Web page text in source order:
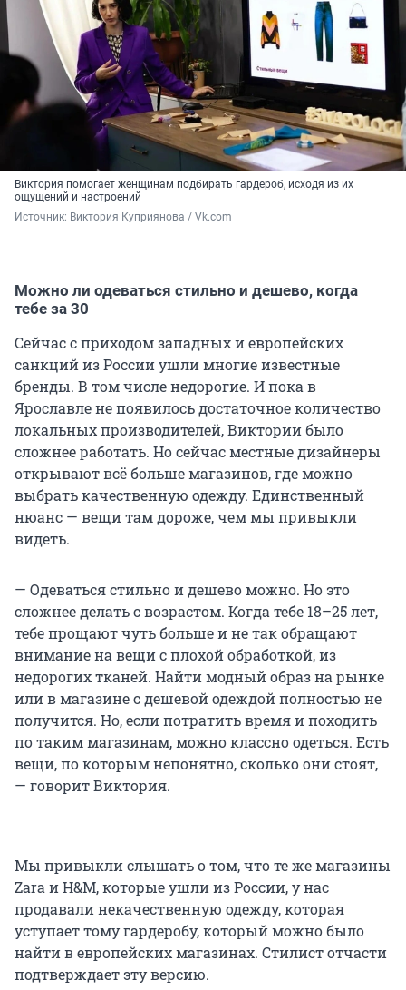
Виктория помогает женщинам подбирать гардероб, исходя из их
ощущений и настроений
Источник: Виктория Куприянова / Vk.com
Можно ли одеваться стильно и дешево, когда
тебе за 30
Сейчас с приходом западных и европейских
санкций из России ушли многие известные
бренды. В том числе недорогие. И пока в
Ярославле не появилось достаточное количество
локальных производителей, Виктории было
сложнее работать. Но сейчас местные дизайнеры
открывают всё больше магазинов, где можно
выбрать качественную одежду. Единственный
нюанс — вещи там дороже, чем мы привыкли
видеть.
— Одеваться стильно и дешево можно. Но это
сложнее делать с возрастом. Когда тебе 18–25 лет,
тебе прощают чуть больше и не так обращают
внимание на вещи с плохой обработкой, из
недорогих тканей. Найти модный образ на рынке
или в магазине с дешевой одеждой полностью не
получится. Но, если потратить время и походить
по таким магазинам, можно классно одеться. Есть
вещи, по которым непонятно, сколько они стоят,
— говорит Виктория.
Мы привыкли слышать о том, что те же магазины
Zara и H&M, которые ушли из России, у нас
продавали некачественную одежду, которая
уступает тому гардеробу, который можно было
найти в европейских магазинах. Стилист отчасти
подтверждает эту версию.